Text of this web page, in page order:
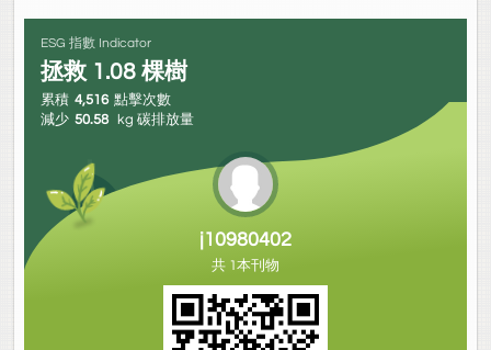
ESG 指數 Indicator
拯救 1.08 棵樹
累積 4,516 點擊次數
減少 50.58 kg 碳排放量
j10980402
共 1本刊物